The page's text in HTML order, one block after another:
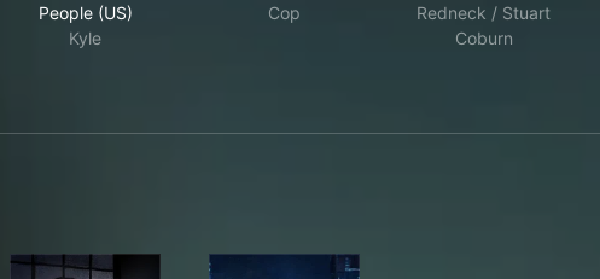
People (US)
Kyle
Cop
Redneck / Stuart
Coburn